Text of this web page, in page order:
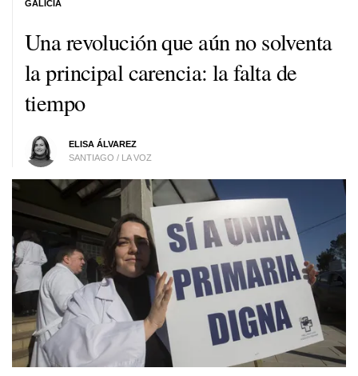
Una revolución que aún no solventa
la principal carencia: la falta de
tiempo
ELISA ÁLVAREZ
SANTIAGO / LA VOZ
GALICIA